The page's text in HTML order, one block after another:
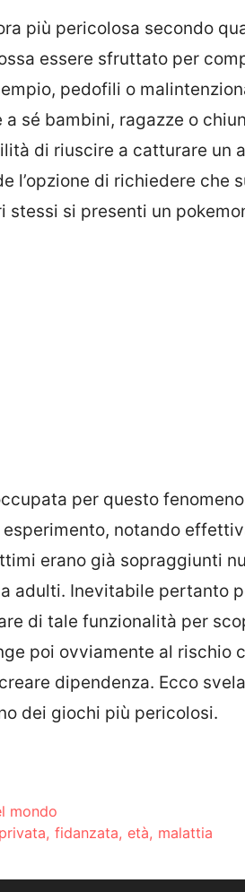
più pericolosa secondo
essere sfruttato per
pedofili o
sé bambini, ragazze o
di riuscire a catturare un
l’opzione di richiedere che
si presenti un
per questo
notando
erano già sopraggiunti
adulti. Inevitabile pertanto
di tale funzionalità per
poi ovviamente al rischio
dipendenza. Ecco
dei giochi più pericolosi.
mondo
fidanzata, età, malattia